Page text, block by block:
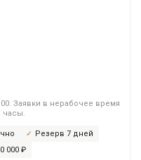
Заявки в нерабочее время
часы.
Резерв 7 дней
000 ₽